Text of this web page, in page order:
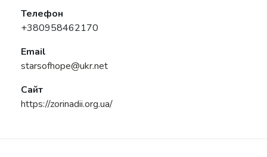
Телефон
+380958462170
Email
starsofhope@ukr.net
Сайт
https://zorinadii.org.ua/